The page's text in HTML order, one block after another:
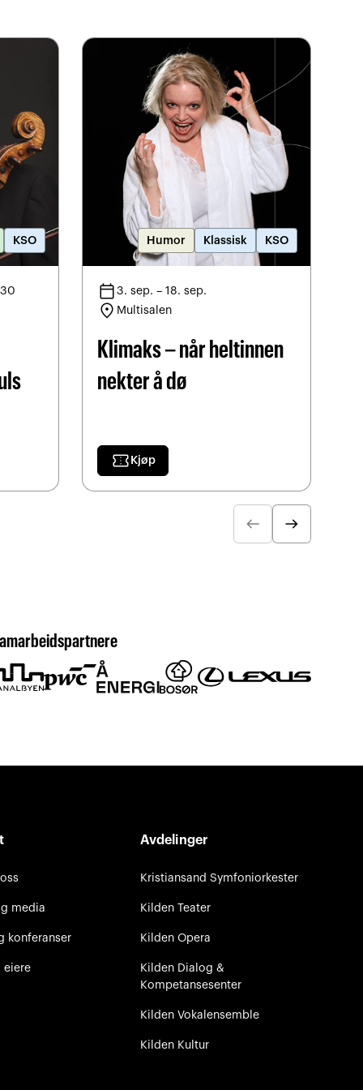
KSO Humor Klassisk KSO
calendar_today3. sep. – 18. sep.
location_on Multisalen
Klimaks – når heltinnen
nekter å dø
confirmation_number Kjøp
arrow_left_alt arrow_right_alt
media
konferanser
eiere
Avdelinger
Kristiansand Symfoniorkester
Kilden Teater
Kilden Opera
Kilden Dialog &
Kompetansesenter
Kilden Vokalensemble
Kilden Kultur